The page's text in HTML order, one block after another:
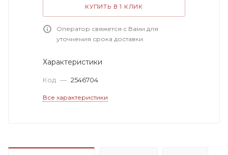
КУПИТЬ В 1 КЛИК
Оператор свяжется с Вами для
уточнения срока доставки.
Характеристики
Код — 2546704
Все характеристики